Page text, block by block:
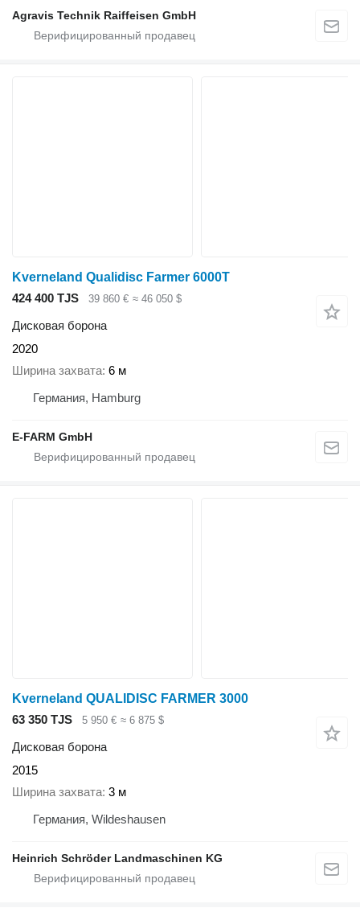
Agravis Technik Raiffeisen GmbH
Kverneland Qualidisc Farmer 6000T
424 400 TJS
39 860 € ≈ 46 050 $
Дисковая борона
2020
Ширина захвата 6 м
Германия, Hamburg
E-FARM GmbH
Kverneland QUALIDISC FARMER 3000
63 350 TJS
5 950 € ≈ 6 875 $
Дисковая борона
2015
Ширина захвата 3 м
Германия, Wildeshausen
Heinrich Schröder Landmaschinen KG